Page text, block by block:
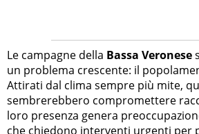
Le campagne della Bassa Veronese
un problema crescente: il
Attirati dal clima sempre più mite,
sembrerebbero compromettere
loro presenza genera
che chiedono interventi urgenti per